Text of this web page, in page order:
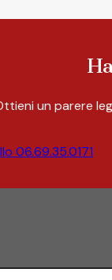
un parere
06.69.35.0171